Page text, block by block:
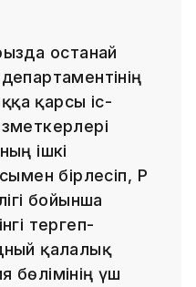
Қостанай
қарсы іс-
ішкі
бірлесіп, ҚР
бойынша
тергеп-
қалалық
бөлімінің үш